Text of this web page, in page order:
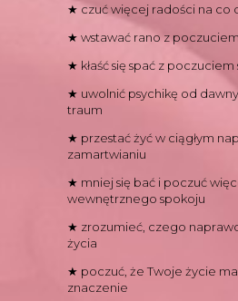
★ czuć więcej radości na co
★ wstawać rano z
★ kłaść się spać z poczuciem
★ uwolnić psychikę od
traum
★ przestać żyć w ciągłym
zamartwianiu
★ mniej się bać i poczuć
wewnętrznego spokoju
★ zrozumieć, czego
życia
★ poczuć, że Twoje życie
znaczenie